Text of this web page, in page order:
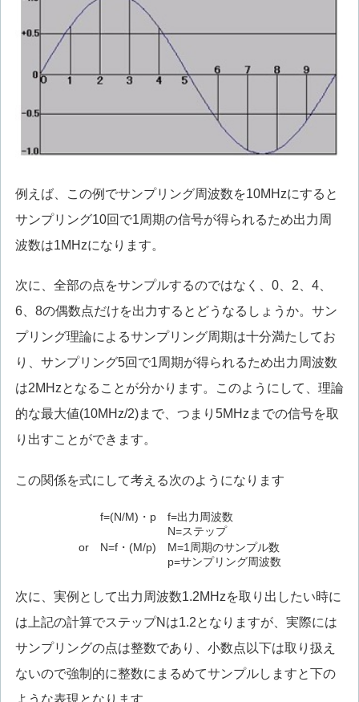
例えば、この例でサンプリング周波数を10MHzにすると
サンプリング10回で1周期の信号が得られるため出力周
波数は1MHzになります。
次に、全部の点をサンプルするのではなく、0、2、4、
6、8の偶数点だけを出力するとどうなるしょうか。サン
プリング理論によるサンプリング周期は十分満たしてお
り、サンプリング5回で1周期が得られるため出力周波数
は2MHzとなることが分かります。このようにして、理論
的な最大値(10MHz/2)まで、つまり5MHzまでの信号を取
り出すことができます。
この関係を式にして考える次のようになります
f=(N/M)・p
f=出力周波数
N=ステップ
or N=f・(M/p)
M=1周期のサンプル数
p=サンプリング周波数
次に、実例として出力周波数1.2MHzを取り出したい時に
は上記の計算でステップNは1.2となりますが、実際には
サンプリングの点は整数であり、小数点以下は取り扱え
ないので強制的に整数にまるめてサンプルしますと下の
ような表現となります。